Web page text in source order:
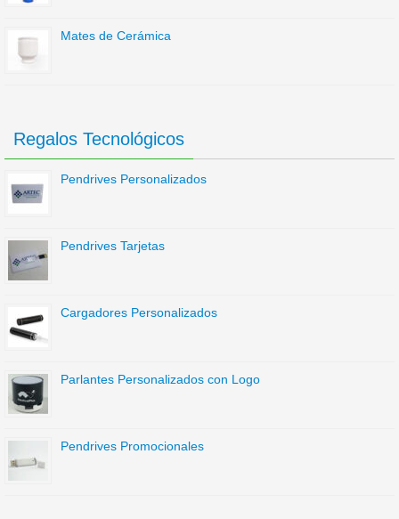
Mates de Cerámica
Regalos Tecnológicos
Pendrives Personalizados
Pendrives Tarjetas
Cargadores Personalizados
Parlantes Personalizados con Logo
Pendrives Promocionales